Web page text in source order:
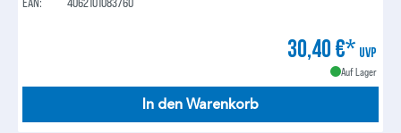
30,40 €* UVP
Auf Lager
In den Warenkorb